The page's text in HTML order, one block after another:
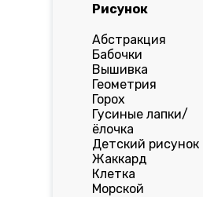
Рисунок
Абстракция
Бабочки
Вышивка
Геометрия
Горох
Гусиные лапки/
ёлочка
Детский рисунок
Жаккард
Клетка
Морской